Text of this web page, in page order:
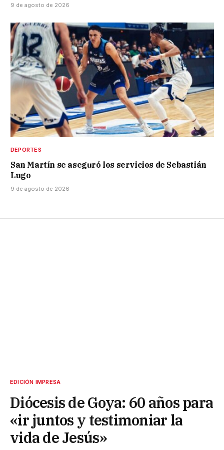
9 de agosto de 2026
DEPORTES
San Martín se aseguró los servicios de Sebastián
Lugo
9 de agosto de 2026
EDICIÓN IMPRESA
Diócesis de Goya: 60 años para
«ir juntos y testimoniar la
vida de Jesús»